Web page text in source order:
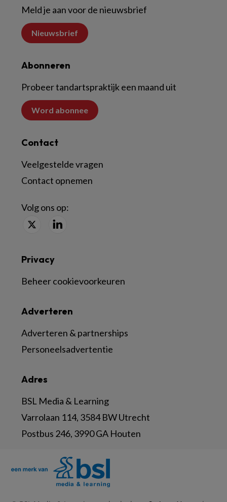
Meld je aan voor de nieuwsbrief
Nieuwsbrief
Abonneren
Probeer tandartspraktijk een maand uit
Word abonnee
Contact
Veelgestelde vragen
Contact opnemen
Volg ons op:
Adres
BSL Media & Learning
Varrolaan 114, 3584 BW Utrecht
Postbus 246, 3990 GA Houten
Adverteren
Adverteren & partnerships
Personeelsadvertentie
Privacy
Beheer cookievoorkeuren